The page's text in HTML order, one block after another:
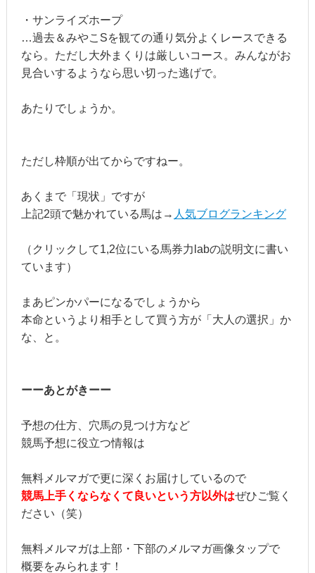
・サンライズホープ
…過去＆みやこSを観ての通り気分よくレースできる
なら。ただし大外まくりは厳しいコース。みんながお
見合いするようなら思い切った逃げで。
あたりでしょうか。
ただし枠順が出てからですねー。
あくまで「現状」ですが
上記2頭で魅かれている馬は→ 人気ブログランキング
（クリックして1,2位にいる馬券力labの説明文に書い
ています）
まあピンかパーになるでしょうから
本命というより相手として買う方が「大人の選択」か
な、と。
ーーあとがきーー
予想の仕方、穴馬の見つけ方など
競馬予想に役立つ情報は
無料メルマガで更に深くお届けしているので
競馬上手くならなくて良いという方以外はぜひご覧く
ださい（笑）
無料メルマガは上部・下部のメルマガ画像タップで
概要をみられます！